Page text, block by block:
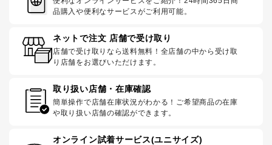
品購入や便利なサービスがご利用可能。
ネットで注文 店舗で受け取り
店舗で受け取りなら送料無料！全店舗の中から受け取
り店舗をお選びいただけます。
取り扱い店舗・在庫確認
簡単操作で店舗在庫状況がわかる！ご希望商品の在庫
や取り扱い店舗の確認ができます。
オンライン試着サービス(ユニサイズ)